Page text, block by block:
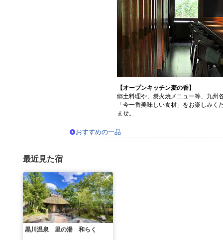
【オープンキッチン麦の香】
郷土料理や、炭火焼メニュー等、九州
「今一番美味しい食材」をお楽しみく
ませ。
おすすめの一品
最近見た宿
黒川温泉 里の湯 和らく